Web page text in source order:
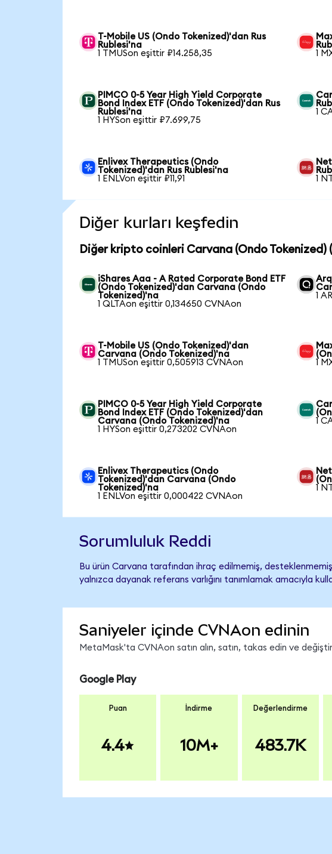
T-Mobile US (Ondo Tokenized)'dan Rus
Rublesi'na
1 TMUSon eşittir ₽14.258,35
1
PIMCO 0-5 Year High Yield Corporate
Bond Index ETF (Ondo Tokenized)'dan Rus
Rublesi'na
1 HYSon eşittir ₽7.699,75
1
Enlivex Therapeutics (Ondo
Tokenized)'dan Rus Rublesi'na
1 ENLVon eşittir ₽11,91
1
Diğer kurları keşfedin
Diğer kripto coinleri Carvana (Ondo Tokenized)
iShares Aaa - A Rated Corporate Bond ETF
(Ondo Tokenized)'dan Carvana (Ondo
Tokenized)'na
1 QLTAon eşittir 0,134650 CVNAon
1
T-Mobile US (Ondo Tokenized)'dan
Carvana (Ondo Tokenized)'na
1 TMUSon eşittir 0,505913 CVNAon
1
PIMCO 0-5 Year High Yield Corporate
Bond Index ETF (Ondo Tokenized)'dan
Carvana (Ondo Tokenized)'na
1 HYSon eşittir 0,273202 CVNAon
1
Enlivex Therapeutics (Ondo
Tokenized)'dan Carvana (Ondo
Tokenized)'na
1 ENLVon eşittir 0,000422 CVNAon
1
Sorumluluk Reddi
Bu ürün Carvana tarafından ihraç edilmemiş,
yalnızca dayanak referans varlığını tanımlamak amacıyla
Saniyeler içinde CVNAon edinin
MetaMask'ta CVNAon satın alın, satın, takas edin ve
Google Play
Puan
4.4
İndirme
10M+
Değerlendirme
483.7K